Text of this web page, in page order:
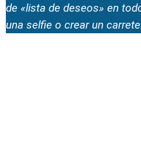
de «lista de deseos» en
una selfie o crear un